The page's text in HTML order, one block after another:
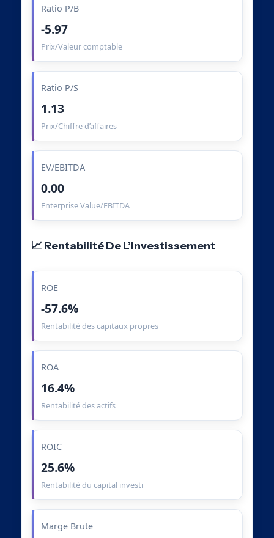
Ratio P/B
-5.97
Prix/Valeur comptable
Ratio P/S
1.13
Prix/Chiffre d’affaires
EV/EBITDA
0.00
Enterprise Value/EBITDA
📈 Rentabilité De L’Investissement
ROE
-57.6%
Rentabilité des capitaux propres
ROA
16.4%
Rentabilité des actifs
ROIC
25.6%
Rentabilité du capital investi
Marge Brute